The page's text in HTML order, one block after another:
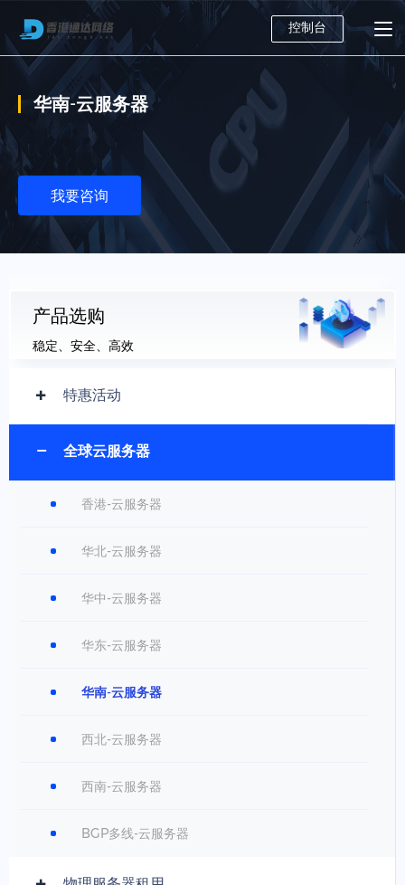
控制台
华南-云服务器
我要咨询
产品选购
稳定、安全、高效
特惠活动
全球云服务器
香港-云服务器
华北-云服务器
华中-云服务器
华东-云服务器
华南-云服务器
西北-云服务器
西南-云服务器
BGP多线-云服务器